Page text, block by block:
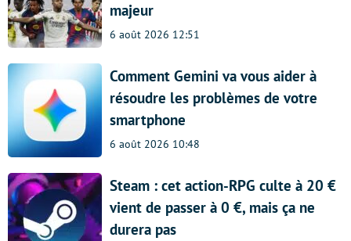
majeur
6 août 2026 12:51
Comment Gemini va vous aider à
résoudre les problèmes de votre
smartphone
6 août 2026 10:48
Steam : cet action-RPG culte à 20 €
vient de passer à 0 €, mais ça ne
durera pas